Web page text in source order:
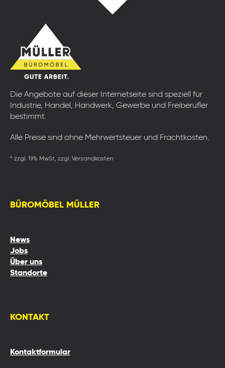
Die Angebote auf dieser Internetseite sind speziell für
Industrie, Handel, Handwerk, Gewerbe und Freiberufler
bestimmt.
Alle Preise sind ohne Mehrwertsteuer und Frachtkosten.
* zzgl. 19% MwSt, zzgl. Versandkosten
BÜROMÖBEL MÜLLER
News
Jobs
Über uns
Standorte
KONTAKT
Kontaktformular